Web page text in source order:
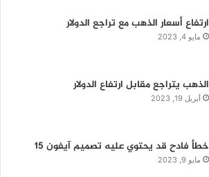
ارتفاع أسعار الذهب مع تراجع الدولار
مايو 4, 2023
الذهب يتراجع مقابل ارتفاع الدولار
أبريل 19, 2023
خطأ فادح قد يحتوي عليه تصميم آيفون 15
مايو 9, 2023